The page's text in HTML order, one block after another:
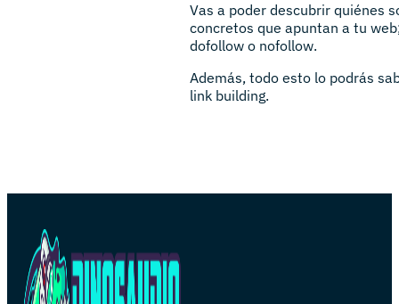
Vas a poder descubrir quiénes
concretos que apuntan a tu
dofollow o nofollow.
Además, todo esto lo podrás
link building.